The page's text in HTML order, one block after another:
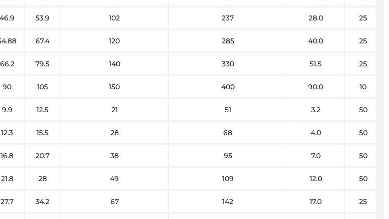
46.9 53.9 102 237 28.0 25
67.4 120 285 40.0 25
66.2 79.5 140 330 51.5 25
90 105 150 400 90.0 10
9.9 12.5 21 51 3.2 50
12.3 15.5 28 68 4.0 50
16.8 20.7 38 95 7.0 50
21.8 28 49 109 12.0 50
27.7 34.2 67 142 17.0 25